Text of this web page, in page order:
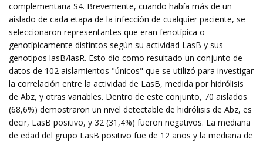
complementaria S4. Brevemente, cuando había más de un
aislado de cada etapa de la infección de cualquier paciente, se
seleccionaron representantes que eran fenotípica o
genotípicamente distintos según su actividad LasB y sus
genotipos lasB/lasR. Esto dio como resultado un conjunto de
datos de 102 aislamientos "únicos" que se utilizó para investigar
la correlación entre la actividad de LasB, medida por hidrólisis
de Abz, y otras variables. Dentro de este conjunto, 70 aislados
(68,6%) demostraron un nivel detectable de hidrólisis de Abz, es
decir, LasB positivo, y 32 (31,4%) fueron negativos. La mediana
de edad del grupo LasB positivo fue de 12 años y la mediana de